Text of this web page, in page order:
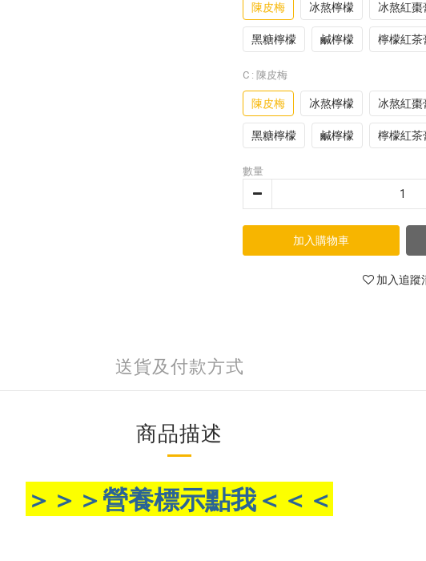
陳皮梅 冰熬檸檬 冰熬紅棗
黑糖檸檬 鹹檸檬 檸檬紅茶
C : 陳皮梅
陳皮梅 冰熬檸檬 冰熬紅棗
黑糖檸檬 鹹檸檬 檸檬紅茶
數量
加入購物車
加入追蹤
送貨及付款方式
商品描述
＞＞＞營養標示點我＜＜＜